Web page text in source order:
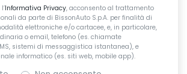
Informativa Privacy, acconsento al trattamento
da parte di BissonAuto S.p.A. per finalità di
elettroniche e/o cartacee, e, in particolare,
o email, telefono (es. chiamate
sistemi di messaggistica istantanea), e
informatico (es. siti web, mobile app).